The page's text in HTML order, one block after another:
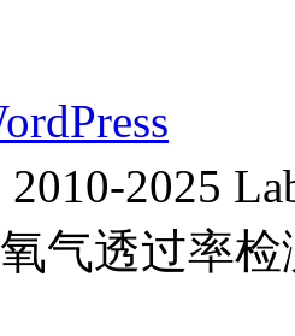
2025
气透过率